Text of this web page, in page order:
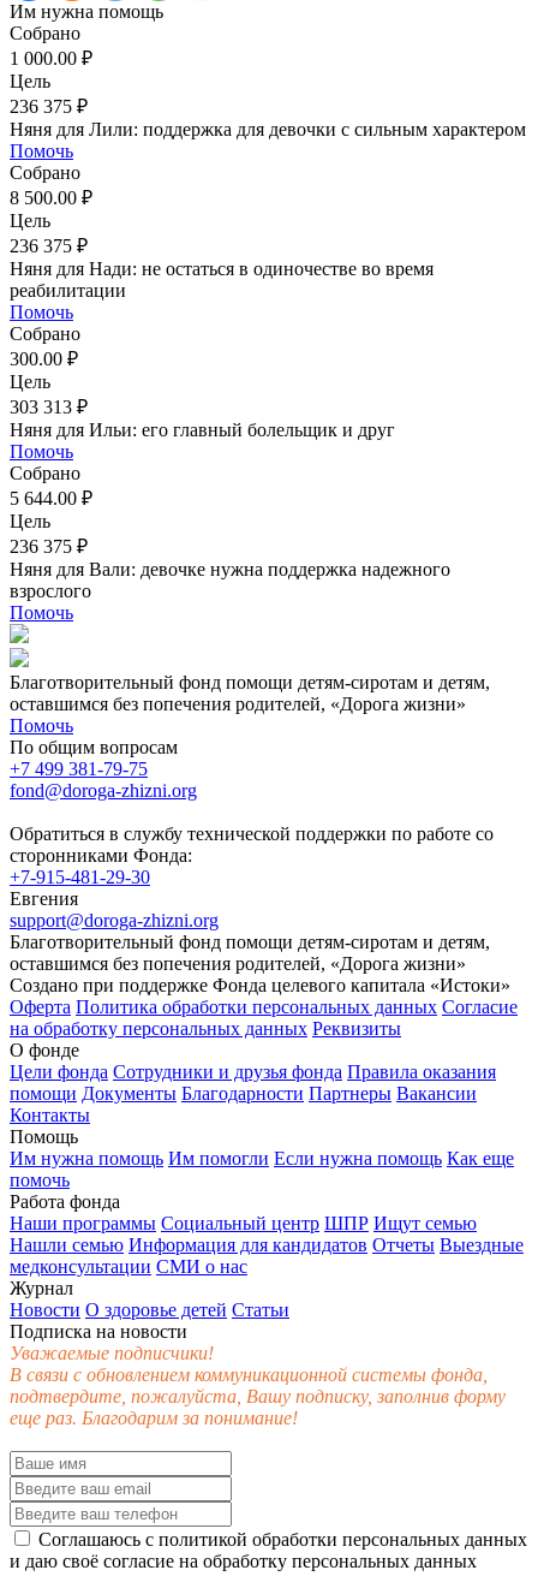
Им нужна помощь
Собрано
1 000.00 ₽
Цель
236 375 ₽
Няня для Лили: поддержка для девочки с сильным характером
Помочь
Собрано
8 500.00 ₽
Цель
236 375 ₽
Няня для Нади: не остаться в одиночестве во время
реабилитации
Помочь
Собрано
300.00 ₽
Цель
303 313 ₽
Няня для Ильи: его главный болельщик и друг
Помочь
Собрано
5 644.00 ₽
Цель
236 375 ₽
Няня для Вали: девочке нужна поддержка надежного
взрослого
Помочь
Благотворительный фонд помощи детям-сиротам и детям,
оставшимся без попечения родителей, «Дорога жизни»
Помочь
По общим вопросам
+7 499 381-79-75
fond@doroga-zhizni.org
Обратиться в службу технической поддержки по работе со
сторонниками Фонда:
+7-915-481-29-30
Евгения
support@doroga-zhizni.org
Благотворительный фонд помощи детям-сиротам и детям,
оставшимся без попечения родителей, «Дорога жизни»
Создано при поддержке Фонда целевого капитала «Истоки»
Оферта Политика обработки персональных данных Согласие
на обработку персональных данных Реквизиты
О фонде
Цели фонда Сотрудники и друзья фонда Правила оказания
помощи Документы Благодарности Партнеры Вакансии
Контакты
Помощь
Им нужна помощь Им помогли Если нужна помощь Как еще
помочь
Работа фонда
Наши программы Социальный центр ШПР Ищут семью
Нашли семью Информация для кандидатов Отчеты Выездные
медконсультации СМИ о нас
Журнал
Новости О здоровье детей Статьи
Подписка на новости
Уважаемые подписчики!
В связи с обновлением коммуникационной системы фонда,
подтвердите, пожалуйста, Вашу подписку, заполнив форму
еще раз. Благодарим за понимание!
Соглашаюсь с политикой обработки персональных данных
и даю своё согласие на обработку персональных данных